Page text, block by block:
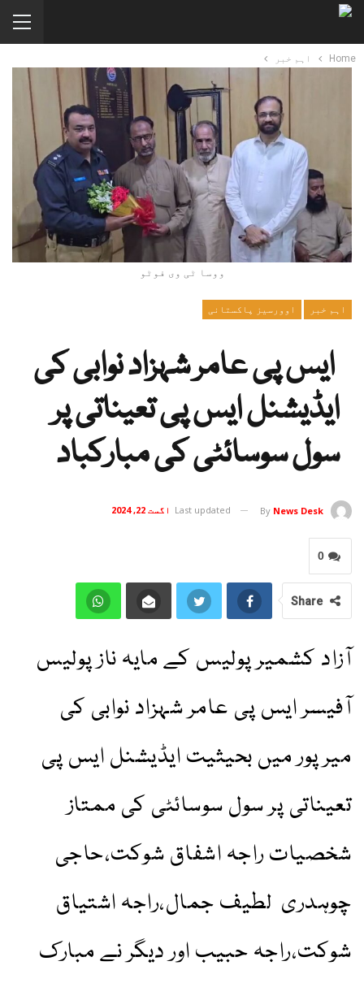
Home اہم خبر
ووسا ٹی وی فوٹو
اہم خبر اوورسیز پاکستانی
ایس پی عامر شہزاد نوابی کی
ایڈیشنل ایس پی تعیناتی پر
سول سوسائٹی کی مبارکباد
By News Desk
Last updated اگست 22, 2024
0
Share
آزاد کشمیر پولیس کے مایہ ناز پولیس
آفیسر ایس پی عامر شہزاد نوابی کی
میرپور میں بحیثیت ایڈیشنل ایس پی
تعیناتی پر سول سوسائٹی کی ممتاز
شخصیات راجہ اشفاق شوکت،حاجی
چوہدری لطیف جمال،راجہ اشتیاق
شوکت،راجہ حبیب اور دیگر نے مبارک